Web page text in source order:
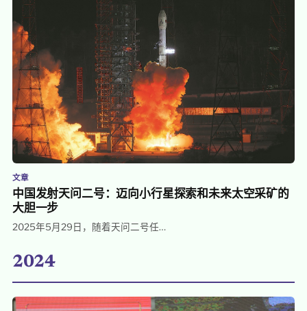
文章
中国发射天问二号：迈向小行星探索和未来太空采矿的
大胆一步
2025年5月29日，随着天问二号任…
2024